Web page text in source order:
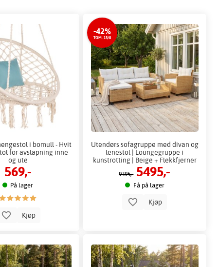
i bomull - Hvit
for avslapning inne
og ute
569,-
På lager
Kjøp
-42%
TOM. 15/8
Utendørs sofagruppe med divan og
lenestol | Loungegruppe i
kunstrotting | Beige + Flekkfjerner
for møbler
9395,- 5495,-
Få på lager
Kjøp